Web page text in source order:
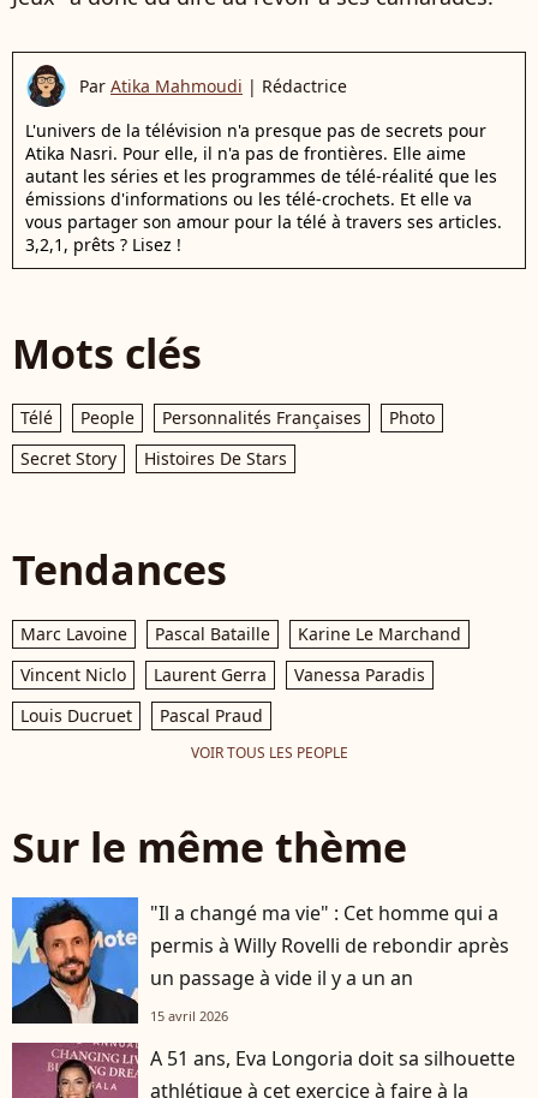
Par Atika Mahmoudi | Rédactrice
L'univers de la télévision n'a presque pas de secrets pour
Atika Nasri. Pour elle, il n'a pas de frontières. Elle aime
autant les séries et les programmes de télé-réalité que les
émissions d'informations ou les télé-crochets. Et elle va
vous partager son amour pour la télé à travers ses articles.
3,2,1, prêts ? Lisez !
Mots clés
Télé People Personnalités Françaises
Photo
Secret Story
Histoires De Stars
Tendances
Marc Lavoine Pascal Bataille
Karine Le Marchand
Vincent Niclo
Laurent Gerra
Vanessa Paradis
Louis Ducruet
Pascal Praud
VOIR TOUS LES PEOPLE
Sur le même thème
"Il a changé ma vie" : Cet homme qui a
permis à Willy Rovelli de rebondir après
un passage à vide il y a un an
15 avril 2026
A 51 ans, Eva Longoria doit sa silhouette
athlétique à cet exercice à faire à la